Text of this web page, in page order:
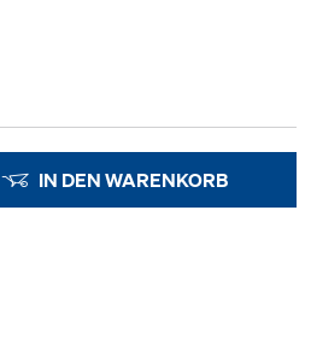
IN DEN WARENKORB